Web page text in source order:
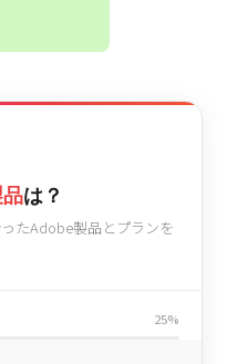
は？
たAdobe製品とプランを
25%